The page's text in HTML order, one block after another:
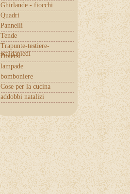
Ghirlande - fiocchi
Quadri
Pannelli
Tende
Trapunte-testiere-
scaldapiedi
Diversi
lampade
bomboniere
Cose per la cucina
addobbi natalizi